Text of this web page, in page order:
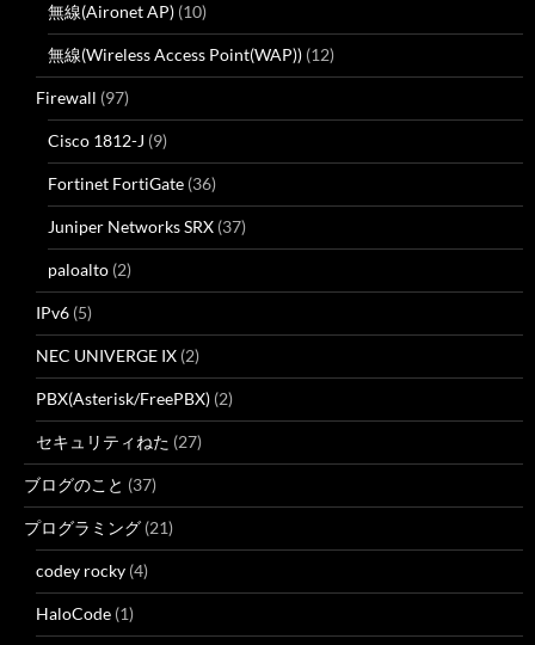
無線(Aironet AP) (10)
無線(Wireless Access Point(WAP)) (12)
Firewall (97)
Cisco 1812-J (9)
Fortinet FortiGate (36)
Juniper Networks SRX (37)
paloalto (2)
IPv6 (5)
NEC UNIVERGE IX (2)
PBX(Asterisk/FreePBX) (2)
セキュリティねた (27)
ブログのこと (37)
プログラミング (21)
codey rocky (4)
HaloCode (1)